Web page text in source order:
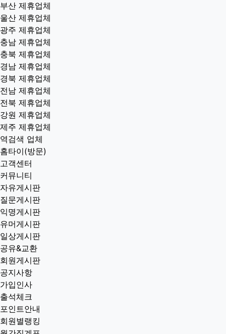
부산 제휴업체
울산 제휴업체
광주 제휴업체
충남 제휴업체
충북 제휴업체
경남 제휴업체
경북 제휴업체
전남 제휴업체
전북 제휴업체
강원 제휴업체
제주 제휴업체
역검색 업체
홈타이(방문)
고객센터
커뮤니티
자유게시판
질문게시판
익명게시판
유머게시판
일상게시판
공유&교환
회원게시판
공지사항
가입인사
출석체크
포인트안내
회원별랭킹